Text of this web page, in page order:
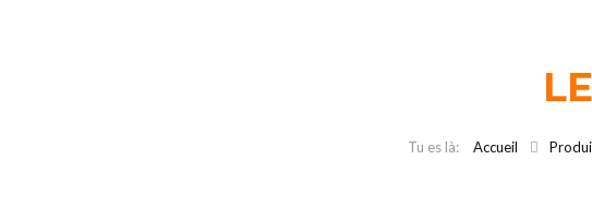
Accueil